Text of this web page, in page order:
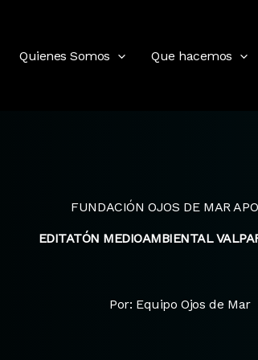
Quienes Somos Que hacemos
FUNDACIÓN OJOS DE MAR
EDITATÓN MEDIOAMBIENTAL
Por: Equipo Ojos de Mar